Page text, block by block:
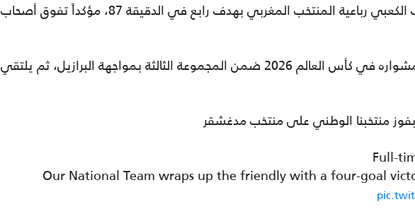
واختتم المهاجم أيوب الكعبي رباعية المنتخب المغربي بهدف رابع في الدقيقة 87، مؤكداً تفوق أصحاب
وسيستهل المغرب مشواره في كأس العالم 2026 ضمن المجموعة الثالثة بمواجهة البرازيل، ثم يلتقي
بفوز منتخبنا الوطني على منتخب مدغشقر
Our National Team wraps up the friendly with a four-goal